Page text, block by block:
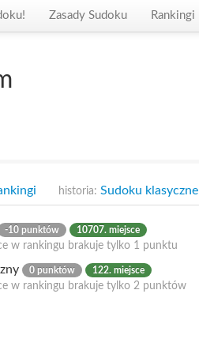
Zasady Sudoku Rankingi
historia: Sudoku klasyczne
-10 punktów 10707. miejsce
w rankingu brakuje tylko 1 punktu
0 punktów 122. miejsce
w rankingu brakuje tylko 2 punktów